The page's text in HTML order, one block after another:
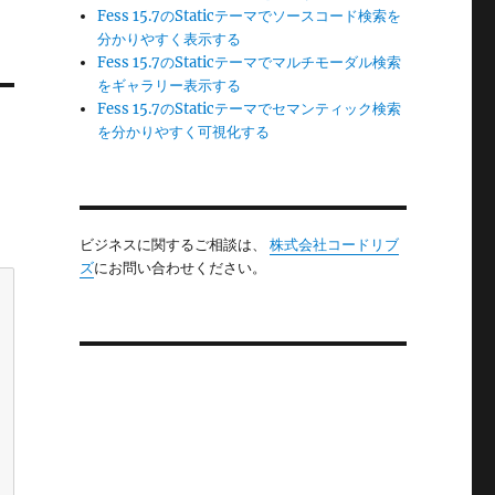
Fess 15.7のStaticテーマでソースコード検索を
分かりやすく表示する
Fess 15.7のStaticテーマでマルチモーダル検索
をギャラリー表示する
Fess 15.7のStaticテーマでセマンティック検索
を分かりやすく可視化する
ビジネスに関するご相談は、 株式会社コードリブ
ズにお問い合わせください。